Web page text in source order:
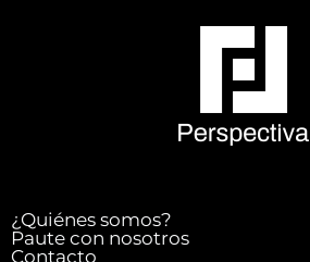
¿Quiénes somos?
Paute con nosotros
Contacto